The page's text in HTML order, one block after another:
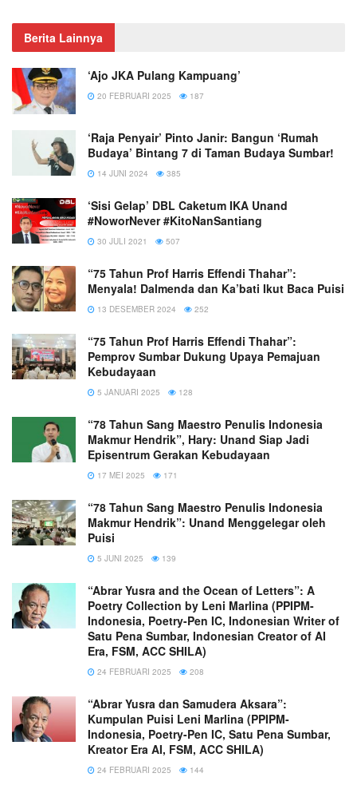
Berita Lainnya
‘Ajo JKA Pulang Kampuang’
20 FEBRUARI 2025 187
‘Raja Penyair’ Pinto Janir: Bangun ‘Rumah
Budaya’ Bintang 7 di Taman Budaya Sumbar!
14 JUNI 2024 385
‘Sisi Gelap’ DBL Caketum IKA Unand
#NoworNever #KitoNanSantiang
30 JULI 2021 507
“75 Tahun Prof Harris Effendi Thahar”:
Menyala! Dalmenda dan Ka’bati Ikut Baca Puisi
13 DESEMBER 2024 252
“75 Tahun Prof Harris Effendi Thahar”:
Pemprov Sumbar Dukung Upaya Pemajuan
Kebudayaan
5 JANUARI 2025 128
“78 Tahun Sang Maestro Penulis Indonesia
Makmur Hendrik”, Hary: Unand Siap Jadi
Episentrum Gerakan Kebudayaan
17 MEI 2025 171
“78 Tahun Sang Maestro Penulis Indonesia
Makmur Hendrik”: Unand Menggelegar oleh
Puisi
5 JUNI 2025 139
“Abrar Yusra and the Ocean of Letters”: A
Poetry Collection by Leni Marlina (PPIPM-
Indonesia, Poetry-Pen IC, Indonesian Writer of
Satu Pena Sumbar, Indonesian Creator of AI
Era, FSM, ACC SHILA)
24 FEBRUARI 2025 208
“Abrar Yusra dan Samudera Aksara”:
Kumpulan Puisi Leni Marlina (PPIPM-
Indonesia, Poetry-Pen IC, Satu Pena Sumbar,
Kreator Era AI, FSM, ACC SHILA)
24 FEBRUARI 2025 144